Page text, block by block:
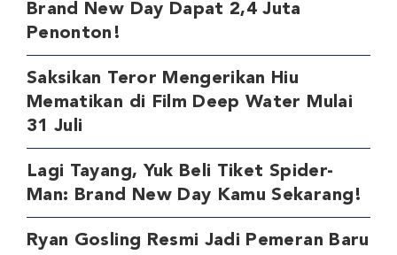
Brand New Day Dapat 2,4 Juta
Penonton!
Saksikan Teror Mengerikan Hiu
Mematikan di Film Deep Water Mulai
31 Juli
Lagi Tayang, Yuk Beli Tiket Spider-
Man: Brand New Day Kamu Sekarang!
Ryan Gosling Resmi Jadi Pemeran Baru